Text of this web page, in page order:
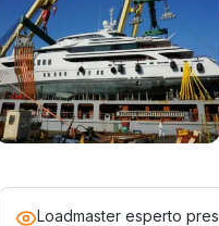
Loadmaster esperto